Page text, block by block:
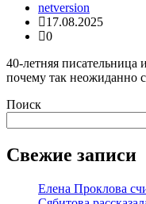
netversion
17.08.2025
0
40-летняя
почему так неожиданно
Поиск
Свежие записи
Елена Проклова